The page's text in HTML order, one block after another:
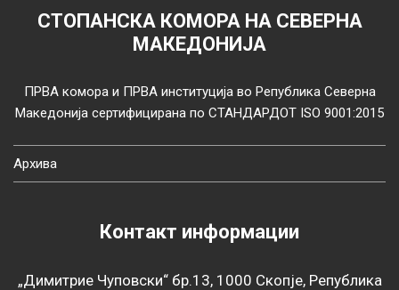
СТОПАНСКА КОМОРА НА СЕВЕРНА
МАКЕДОНИЈА
ПРВА комора и ПРВА институција во Република Северна
Македонија сертифицирана по СТАНДАРДОТ ISO 9001:2015
Архива
Контакт информации
„Димитрие Чуповски“ бр.13, 1000 Скопје, Република